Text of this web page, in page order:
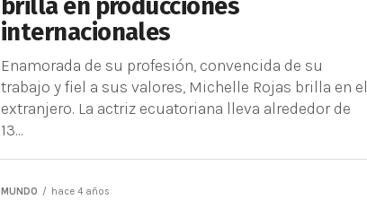
brilla en producciones
internacionales
Enamorada de su profesión, convencida de su
trabajo y fiel a sus valores, Michelle Rojas brilla en el
extranjero. La actriz ecuatoriana lleva alrededor de
13...
MUNDO hace 4 años